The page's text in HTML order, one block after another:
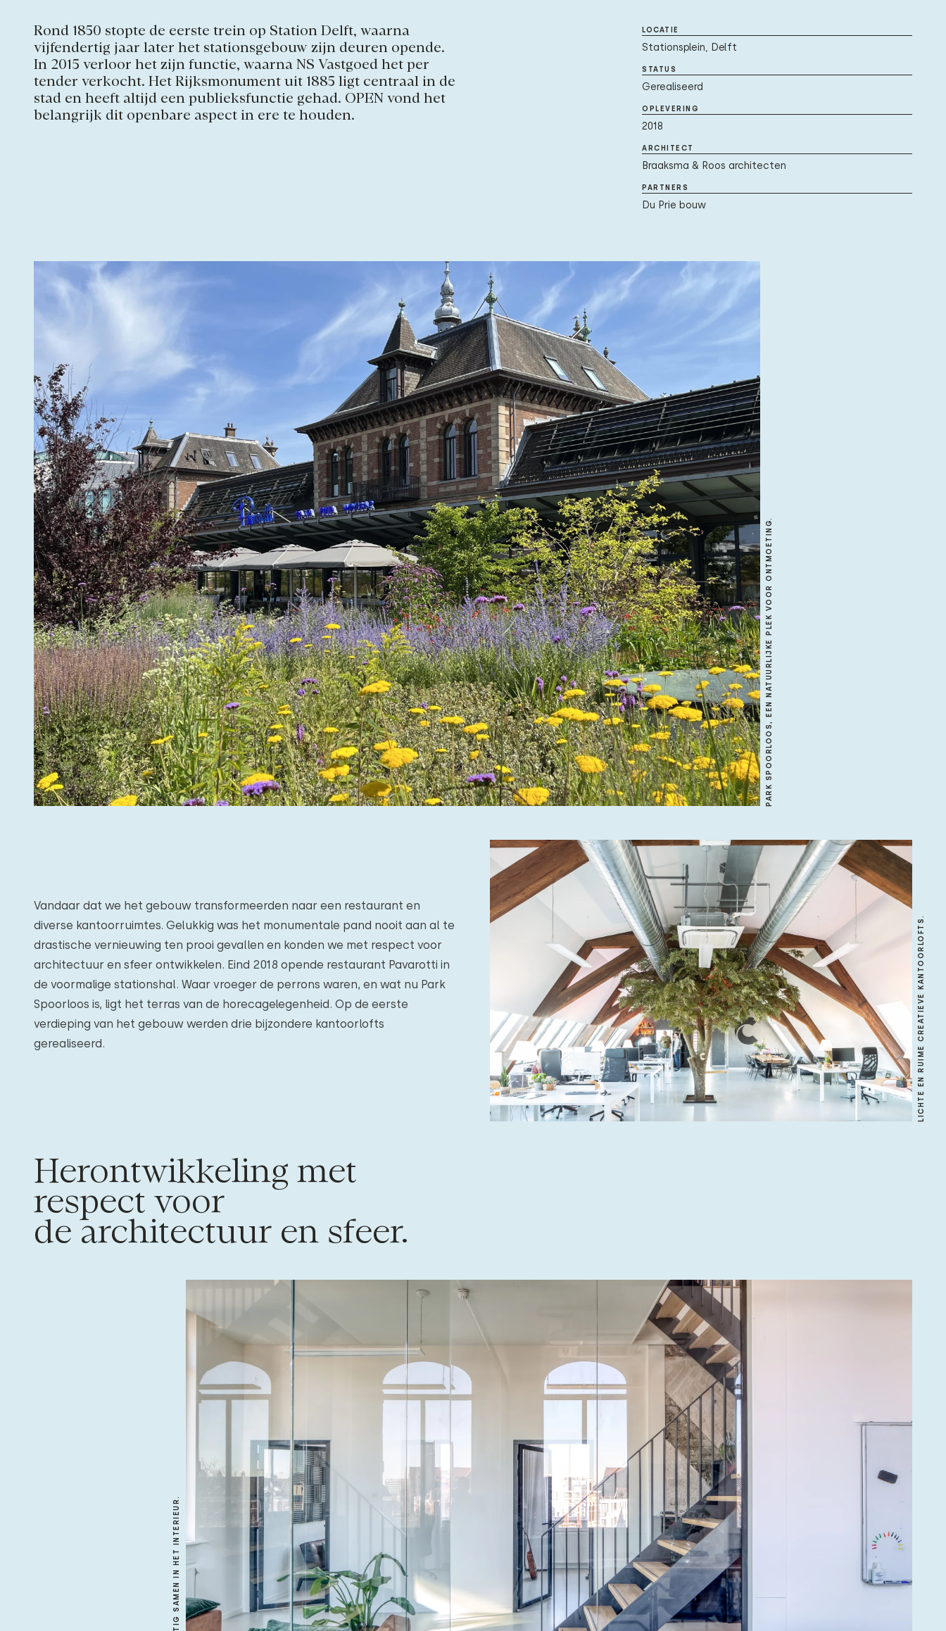
Rond 1850 stopte de eerste trein op Station Delft, waarna
vijfendertig jaar later het stationsgebouw zijn deuren opende.
In 2015 verloor het zijn functie, waarna NS Vastgoed het per
tender verkocht. Het Rijksmonument uit 1885 ligt centraal in de
stad en heeft altijd een publieksfunctie gehad. OPEN vond het
belangrijk dit openbare aspect in ere te houden.
LOCATIE
Stationsplein, Delft
STATUS
Gerealiseerd
OPLEVERING
2018
ARCHITECT
Braaksma & Roos architecten
PARTNERS
Du Prie bouw
PARK SPOORLOOS, EEN NATUURLIJKE PLEK VOOR ONTMOETING.
Vandaar dat we het gebouw transformeerden naar een restaurant en
diverse kantoorruimtes. Gelukkig was het monumentale pand nooit aan al te
drastische vernieuwing ten prooi gevallen en konden we met respect voor
architectuur en sfeer ontwikkelen. Eind 2018 opende restaurant Pavarotti in
de voormalige stationshal. Waar vroeger de perrons waren, en wat nu Park
Spoorloos is, ligt het terras van de horecagelegenheid. Op de eerste
verdieping van het gebouw werden drie bijzondere kantoorlofts
gerealiseerd.
LICHTE EN RUIME CREATIEVE KANTOORLOFTS.
Herontwikkeling met
respect voor
de architectuur en sfeer.